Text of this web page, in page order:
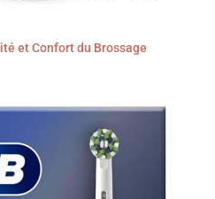
et à la
d'autres
durabilité sans
3. Notre
a un taux de
de 10C, ce qui
et Confort du Brossage